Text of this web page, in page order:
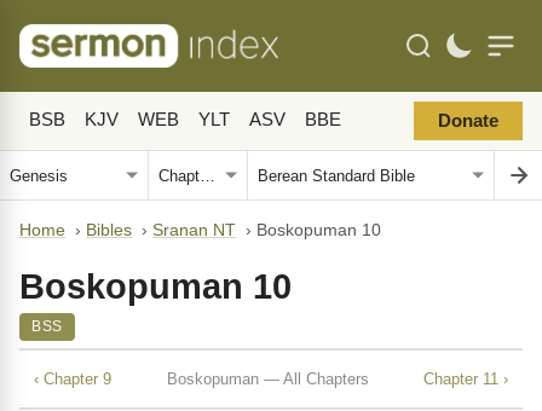
BSB KJV WEB YLT ASV BBE Donate
Home › Bibles › Sranan NT › Boskopuman 10
Boskopuman 10
BSS
‹ Chapter 9 Boskopuman — All Chapters Chapter 11 ›